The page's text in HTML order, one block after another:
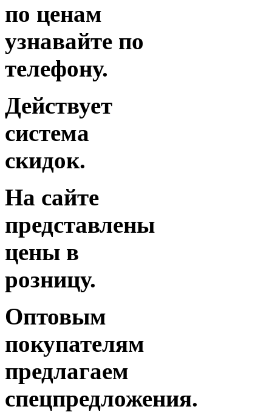
по ценам
узнавайте по
телефону.
Действует
система
скидок.
На сайте
представлены
цены в
розницу.
Оптовым
покупателям
предлагаем
спецпредложения.